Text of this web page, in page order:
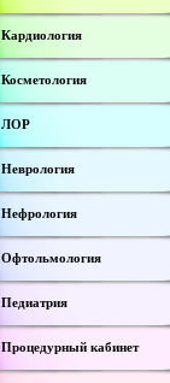
Кардиология
Косметология
ЛОР
Неврология
Нефрология
Офтольмология
Педиатрия
Процедурный кабинет